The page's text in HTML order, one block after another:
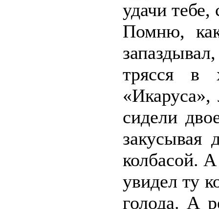
удачи тебе,
Помню,
трясся в
сидели
закусывая
колбасой.
увидел ту
голода. А